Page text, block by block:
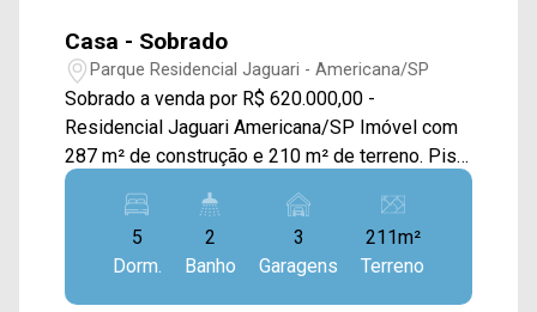
Casa - Sobrado
Parque Residencial Jaguari - Americana/SP
Sobrado a venda por R$ 620.000,00 -
Residencial Jaguari Americana/SP Imóvel com
287 m² de construção e 210 m² de terreno. Piso
superior com quarto, banheiro, Lavanderia, Sala
de jantar/TV e estar Ampla, Cozinha planejada
estilo americana, Sacada na frente e nos fundos
amplas, Ar-condicionado. Piso inferior contem
dormitórios, banheiro, Cozinha, Sala TV ampla,
5
Dorm.
2
Banho
3
Garagens
211m²
Terreno